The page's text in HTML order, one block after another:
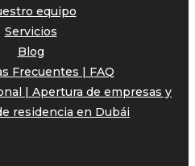
equipo
Servicios
Blog
Frecuentes | FAQ
| Apertura de empresas y
residencia en Dubái